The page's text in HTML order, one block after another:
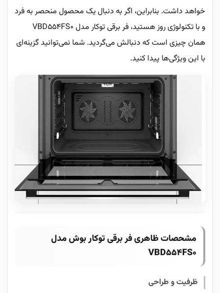
خواهد داشت. بنابراین، اگر به دنبال یک محصول منحصر به فرد
و با تکنولوژی روز هستید، فر برقی توکار مدل VBD554FS0
همان چیزی است که دنبالش می‌گردید. شما نمی‌توانید گزینه‌ای
با این ویژگی‌ها پیدا کنید.
مشحصات ظاهری فر برقی توکار بوش مدل
VBD554FS0
ظرفیت و طراحی